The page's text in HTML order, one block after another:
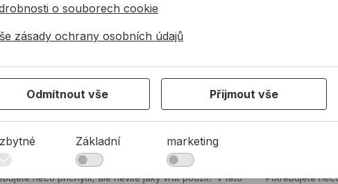
a jejich použití
něco přichytit, ale nevíte jaký vrut použít? V této
Šrouby a
Potřebujete
o souborech cookie
zásady ochrany osobních údajů
Odmítnout vše Přijmout vše
Základní marketing